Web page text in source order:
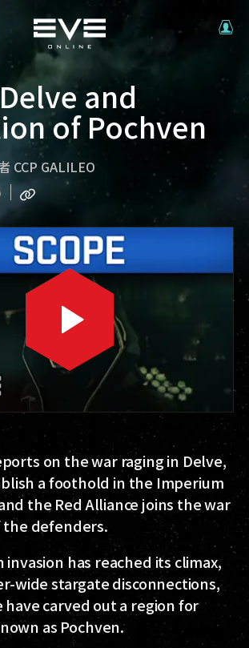
and
of Pochven
CCP GALILEO
on the war raging in Delve,
a foothold in the Imperium
the Red Alliance joins the war
the defenders.
invasion has reached its climax,
wide stargate disconnections,
carved out a region for
as Pochven.